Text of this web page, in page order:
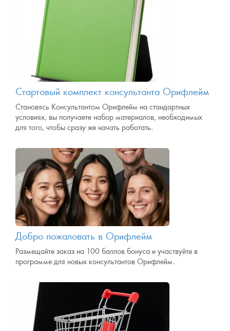
Стартовый комплект консультанта Орифлейм
Становясь Консультантом Орифлейм на стандартных
условиях, вы получаете набор материалов, необходимых
для того, чтобы сразу же начать работать.
Добро пожаловать в Орифлейм
Размещайте заказ на 100 баллов бонуса и участвуйте в
программе для новых консультантов Орифлейм.